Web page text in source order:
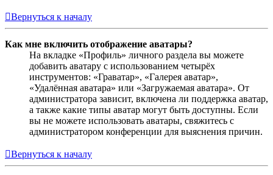
Вернуться к началу
Как мне включить отображение аватары?
На вкладке «Профиль» личного раздела вы можете
добавить аватару с использованием четырёх
инструментов: «Граватар», «Галерея аватар»,
«Удалённая аватара» или «Загружаемая аватара». От
администратора зависит, включена ли поддержка аватар,
а также какие типы аватар могут быть доступны. Если
вы не можете использовать аватары, свяжитесь с
администратором конференции для выяснения причин.
Вернуться к началу